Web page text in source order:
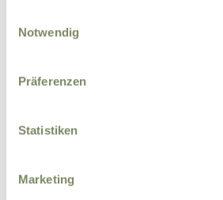
Notwendig
Präferenzen
Statistiken
Marketing
Bitte senden Sie mir